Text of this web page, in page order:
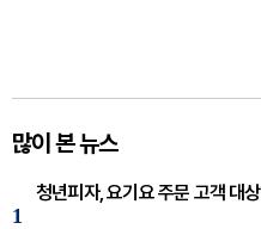
많이 본 뉴스
1
청년피자, 요기요 주문 고객 대